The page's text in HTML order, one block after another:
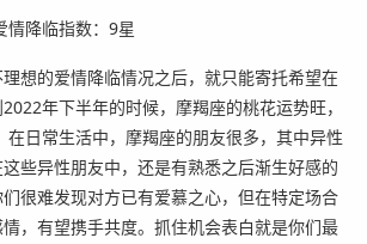
降临指数：9星
的爱情降临情况之后，就只能寄托希望在
年下半年的时候，摩羯座的桃花运势旺，
在日常生活中，摩羯座的朋友很多，其中异性
些异性朋友中，还是有熟悉之后渐生好感的
很难发现对方已有爱慕之心，但在特定场合
，有望携手共度。抓住机会表白就是你们最